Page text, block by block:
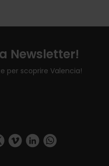
Newsletter!
per scoprire Valencia!
visit_valencia/
user/
twitter.com/VisitaValencia
https://vimeo.com/
https://www.linkedin.com/company/turismo-valencia/https://api.whatsapp.com/send/